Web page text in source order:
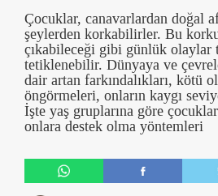
Çocuklar, canavarlardan doğal
şeylerden korkabilirler. Bu
çıkabileceği gibi günlük olaylar
tetiklenebilir. Dünyaya ve
dair artan farkındalıkları, kötü
öngörmeleri, onların kaygı
İşte yaş gruplarına göre
onlara destek olma yöntemleri